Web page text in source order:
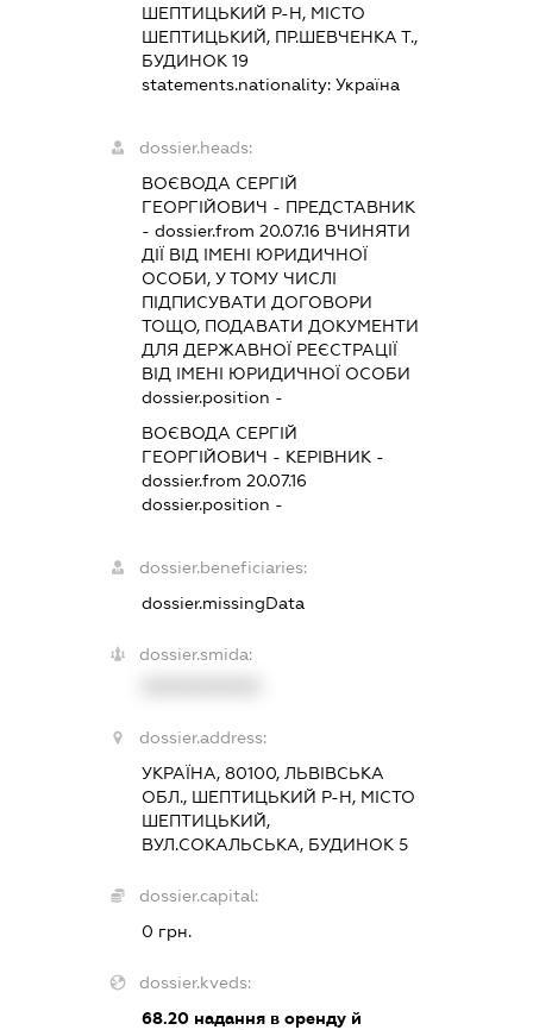
ШЕПТИЦЬКИЙ Р-Н, МІСТО
ШЕПТИЦЬКИЙ, ПР.ШЕВЧЕНКА Т.,
БУДИНОК 19
statements.nationality: Україна
dossier.heads:
ВОЄВОДА СЕРГІЙ
ГЕОРГІЙОВИЧ - ПРЕДСТАВНИК
- dossier.from 20.07.16 ВЧИНЯТИ
ДІЇ ВІД ІМЕНІ ЮРИДИЧНОЇ
ОСОБИ, У ТОМУ ЧИСЛІ
ПІДПИСУВАТИ ДОГОВОРИ
ТОЩО, ПОДАВАТИ ДОКУМЕНТИ
ДЛЯ ДЕРЖАВНОЇ РЕЄСТРАЦІЇ
ВІД ІМЕНІ ЮРИДИЧНОЇ ОСОБИ
dossier.position -
ВОЄВОДА СЕРГІЙ
ГЕОРГІЙОВИЧ - КЕРІВНИК -
dossier.from 20.07.16
dossier.position -
dossier.beneficiaries:
dossier.missingData
dossier.smida:
dossier.address:
УКРАЇНА, 80100, ЛЬВІВСЬКА
ОБЛ., ШЕПТИЦЬКИЙ Р-Н, МІСТО
ШЕПТИЦЬКИЙ,
ВУЛ.СОКАЛЬСЬКА, БУДИНОК 5
dossier.capital:
0 грн.
dossier.kveds:
68.20надання в оренду й